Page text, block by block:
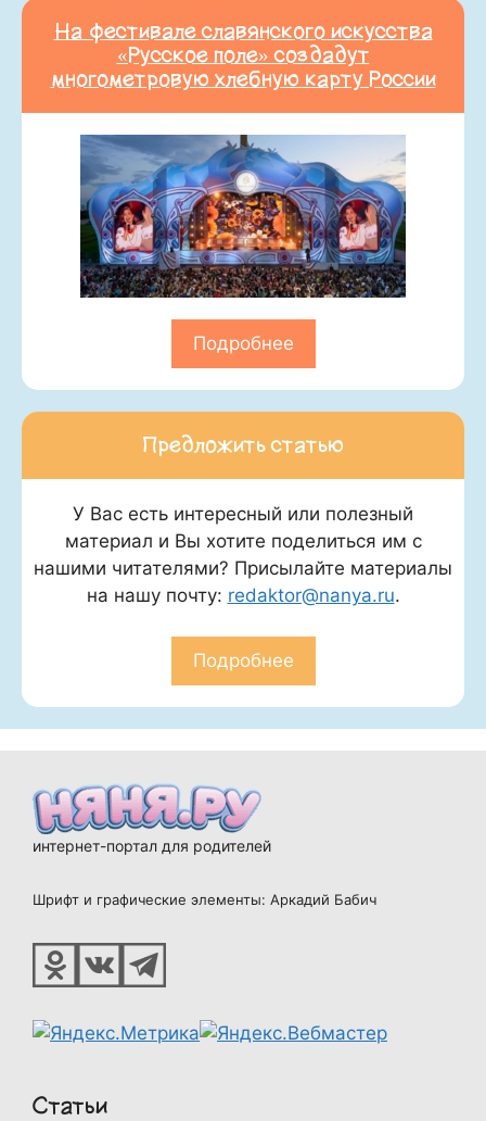
На фестивале славянского искусства
«Русское поле» создадут
многометровую хлебную карту России
Подробнее
Предложить статью
У Вас есть интересный или полезный
материал и Вы хотите поделиться им с
нашими читателями? Присылайте материалы
на нашу почту: redaktor@nanya.ru.
Подробнее
интернет-портал для родителей
Шрифт и графические элементы: Аркадий Бабич
Статьи